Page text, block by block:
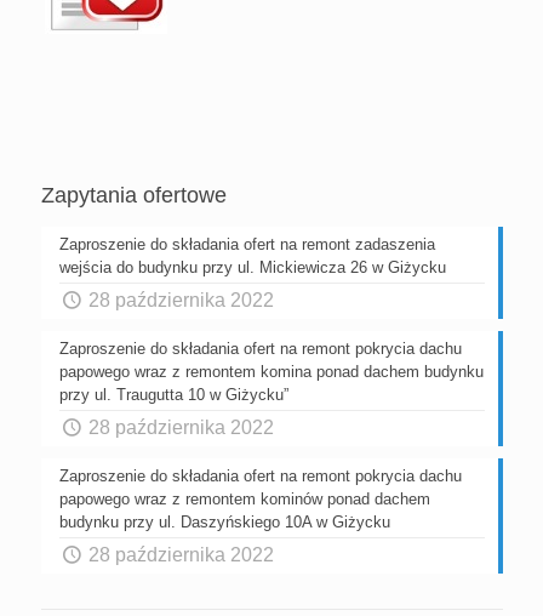
Zapytania ofertowe
Zaproszenie do składania ofert na remont zadaszenia
wejścia do budynku przy ul. Mickiewicza 26 w Giżycku
28 października 2022
Zaproszenie do składania ofert na remont pokrycia dachu
papowego wraz z remontem komina ponad dachem budynku
przy ul. Traugutta 10 w Giżycku”
28 października 2022
Zaproszenie do składania ofert na remont pokrycia dachu
papowego wraz z remontem kominów ponad dachem
budynku przy ul. Daszyńskiego 10A w Giżycku
28 października 2022